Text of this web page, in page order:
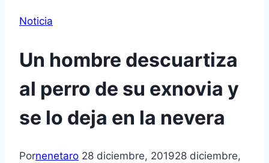
Noticia
Un hombre descuartiza
al perro de su exnovia y
se lo deja en la nevera
Pornenetaro 28 diciembre, 201928 diciembre,